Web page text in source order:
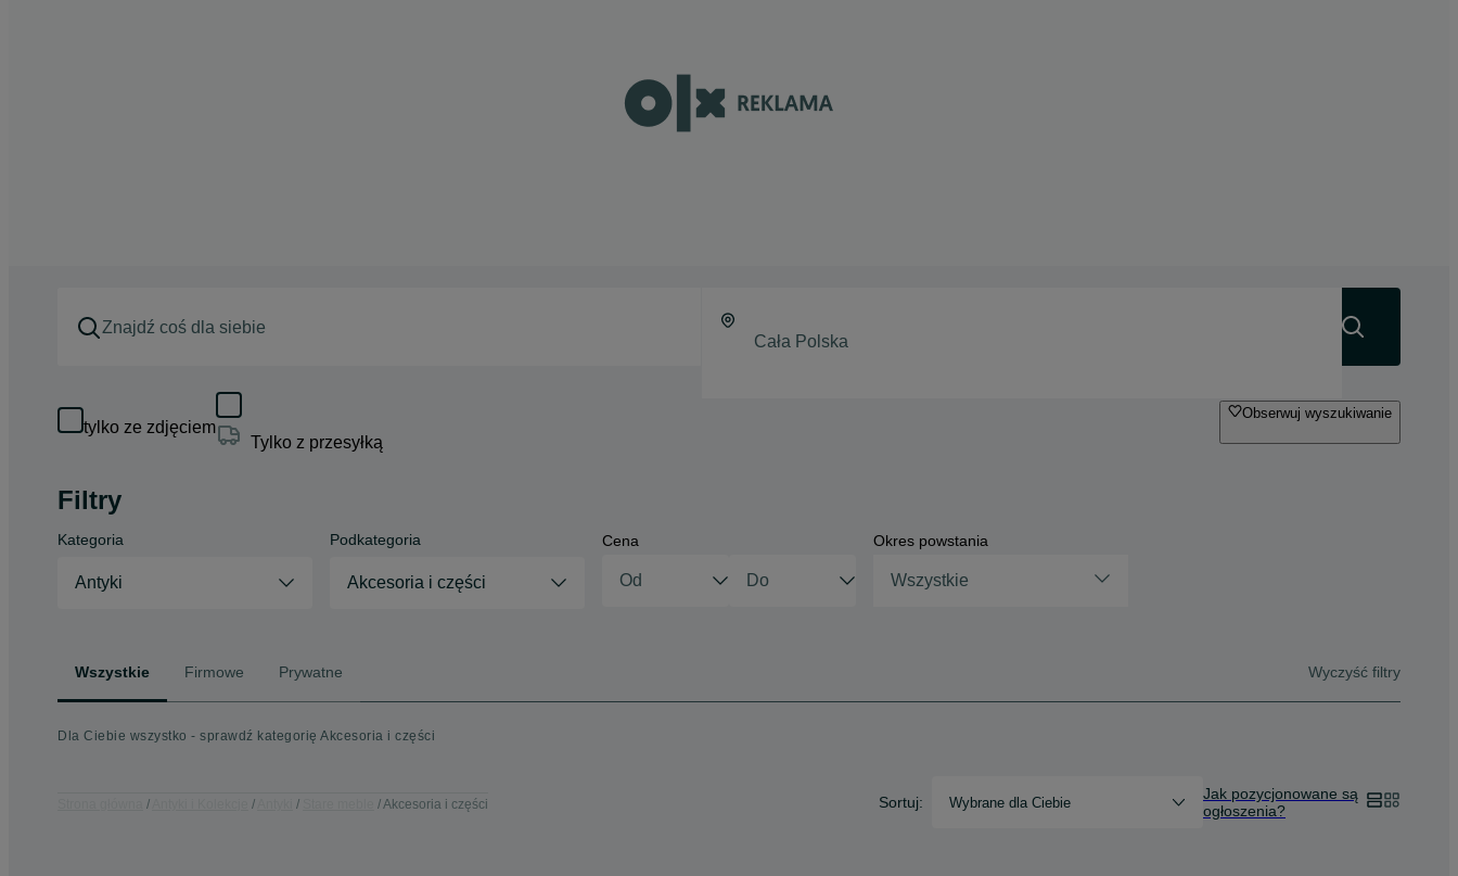
tylko ze zdjęciem
Tylko z przesyłką
Obserwuj wyszukiwanie
Filtry
Kategoria
Antyki
Podkategoria
Akcesoria i części
Cena Okres powstania
Wszystkie
Wszystkie Firmowe Prywatne Wyczyść filtry
Dla Ciebie wszystko - sprawdź kategorię Akcesoria i części
Akcesoria i części Sortuj: Wybrane dla Ciebie
Jak pozycjonowane są
ogłoszenia?